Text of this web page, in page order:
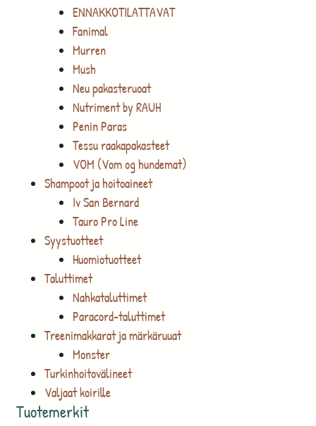
ENNAKKOTILATTAVAT
Fanimal
Murren
Mush
Neu pakasteruoat
Nutriment by RAUH
Penin Paras
Tessu raakapakasteet
VOM (Vom og hundemat)
Shampoot ja hoitoaineet
Iv San Bernard
Tauro Pro Line
Syystuotteet
Huomiotuotteet
Taluttimet
Nahkataluttimet
Paracord-taluttimet
Treenimakkarat ja märkäruuat
Monster
Turkinhoitovälineet
Valjaat koirille
Tuotemerkit